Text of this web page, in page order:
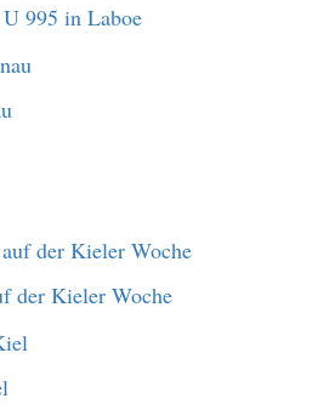
995 in Laboe
der Kieler Woche